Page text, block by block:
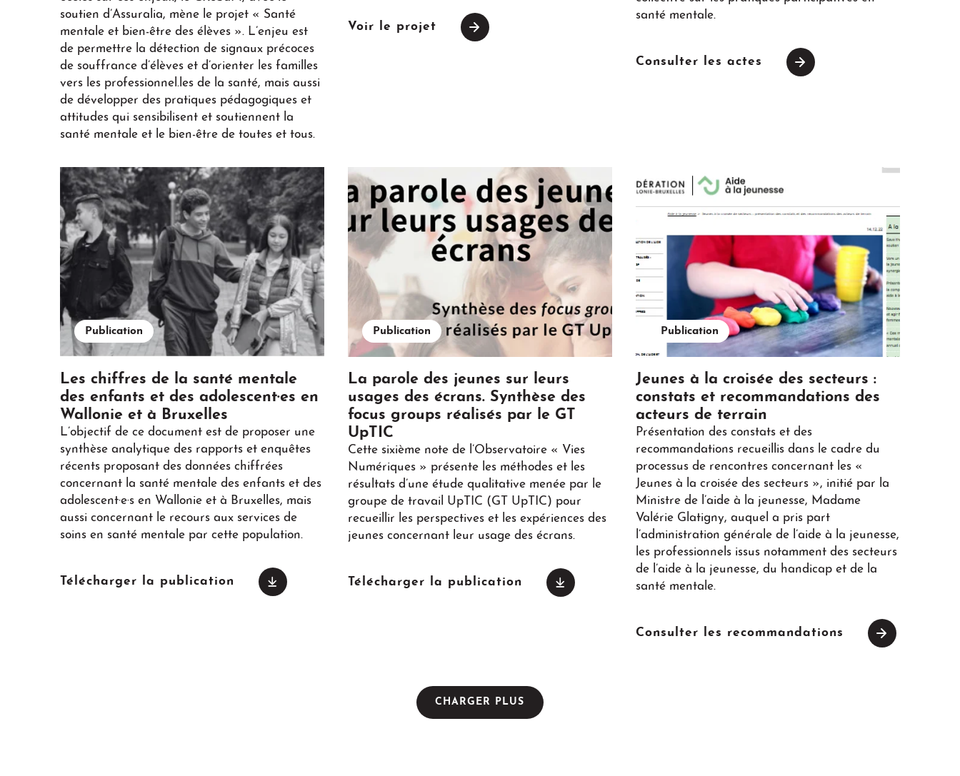
soutien d’Assuralia, mène le projet « Santé
mentale et bien-être des élèves ». L’enjeu est
de permettre la détection de signaux précoces
de souffrance d’élèves et d’orienter les familles
vers les professionnel.les de la santé, mais aussi
de développer des pratiques pédagogiques et
attitudes qui sensibilisent et soutiennent la
santé mentale et le bien-être de toutes et tous.
Voir le projet
santé mentale.
Consulter les actes
Publication
Les chiffres de la santé mentale
des enfants et des adolescent·es en
Wallonie et à Bruxelles
L’objectif de ce document est de proposer une
synthèse analytique des rapports et enquêtes
récents proposant des données chiffrées
concernant la santé mentale des enfants et des
adolescent·e·s en Wallonie et à Bruxelles, mais
aussi concernant le recours aux services de
soins en santé mentale par cette population.
Télécharger la publication
Publication
La parole des jeunes sur leurs
usages des écrans. Synthèse des
focus groups réalisés par le GT
UpTIC
Cette sixième note de l’Observatoire « Vies
Numériques » présente les méthodes et les
résultats d’une étude qualitative menée par le
groupe de travail UpTIC (GT UpTIC) pour
recueillir les perspectives et les expériences des
jeunes concernant leur usage des écrans.
Télécharger la publication
Publication
Jeunes à la croisée des secteurs :
constats et recommandations des
acteurs de terrain
Présentation des constats et des
recommandations recueillis dans le cadre du
processus de rencontres concernant les «
Jeunes à la croisée des secteurs », initié par la
Ministre de l’aide à la jeunesse, Madame
Valérie Glatigny, auquel a pris part
l’administration générale de l’aide à la jeunesse,
les professionnels issus notamment des secteurs
de l’aide à la jeunesse, du handicap et de la
santé mentale.
Consulter les recommandations
CHARGER PLUS